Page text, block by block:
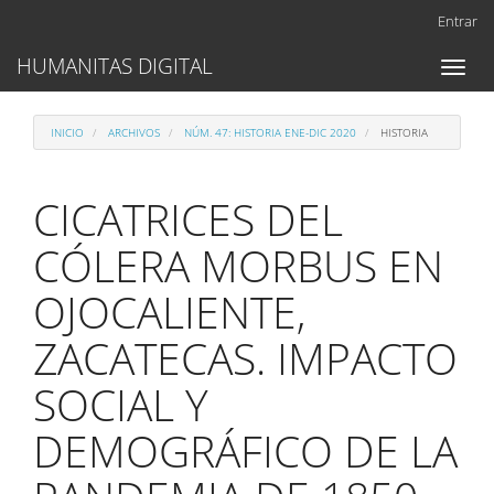
Contenido
principal
lateral
Entrar
Toggle
HUMANITAS DIGITAL
INICIO ARCHIVOS NÚM. 47: HISTORIA ENE-DIC 2020 HISTORIA
CICATRICES DEL
CÓLERA MORBUS EN
OJOCALIENTE,
ZACATECAS. IMPACTO
SOCIAL Y
DEMOGRÁFICO DE LA